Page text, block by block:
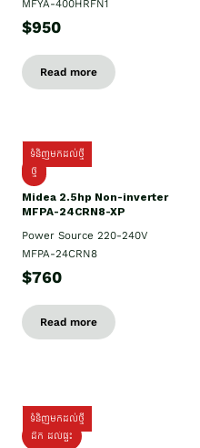
MFYA-400HRFN1
$950
Read more
ទំនិញមកដល់ថ្មី
ថ្មី
Midea 2.5hp Non-inverter
MFPA-24CRN8-XP
Power Source 220-240V
MFPA-24CRN8
$760
Read more
ទំនិញមកដល់ថ្មី
ដឹក ដល់ផ្ទះ